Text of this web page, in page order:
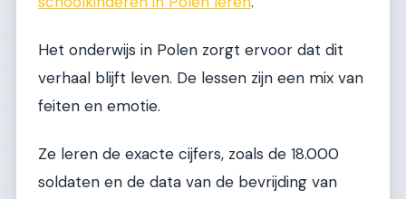
Het onderwijs in Polen zorgt ervoor dat dit
verhaal blijft leven. De lessen zijn een mix van
feiten en emotie.
Ze leren de exacte cijfers, zoals de 18.000
soldaten en de data van de bevrijding van